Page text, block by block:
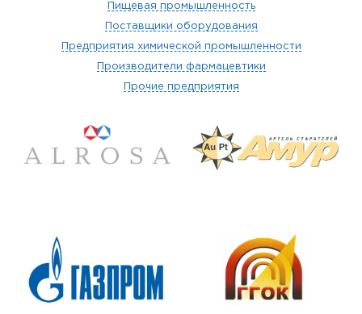
Пищевая промышленность
Поставщики оборудования
Предприятия химической промышленности
Производители фармацевтики
Прочие предприятия